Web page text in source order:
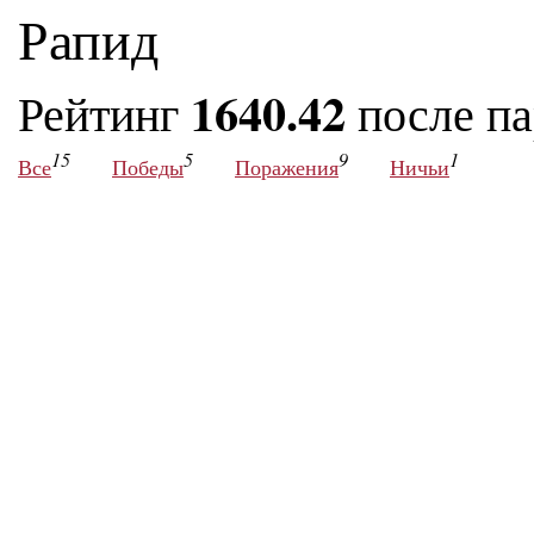
Рапид
Рейтинг 1640.42 после
Все15 Победы5 Поражения9 Ничьи1